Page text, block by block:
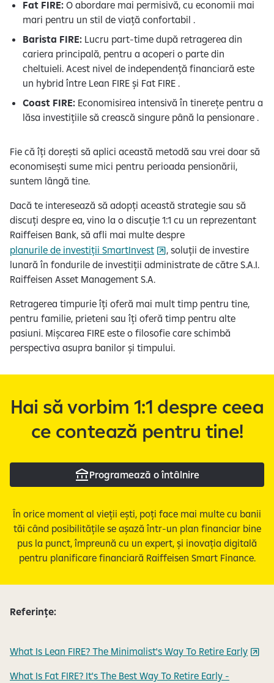
Fat FIRE: O abordare mai permisivă, cu economii mai
mari pentru un stil de viață confortabil .
Barista FIRE:Lucru part-time după retragerea din
cariera principală, pentru a acoperi o parte din
cheltuieli. Acest nivel de independență financiară este
un hybrid între Lean FIRE și Fat FIRE .
Coast FIRE: Economisirea intensivă în tinerețe pentru a
lăsa investițiile să crească singure până la pensionare .
Fie că îți dorești să aplici această metodă sau vrei doar să
economisești sume mici pentru perioada pensionării,
suntem lângă tine.
Dacă te interesează să adopți această strategie sau să
discuți despre ea, vino la o discuție 1:1 cu un reprezentant
Raiffeisen Bank, să afli mai multe despre
planurile de investiții SmartInvest
, soluții de investire
lunară în fondurile de investiții administrate de către S.A.I.
Raiffeisen Asset Management S.A.
Retragerea timpurie îți oferă mai mult timp pentru tine,
pentru familie, prieteni sau îți oferă timp pentru alte
pasiuni. Mișcarea FIRE este o filosofie care schimbă
perspectiva asupra banilor și timpului.
Hai să vorbim 1:1 despre ceea
ce contează pentru tine!
Programează o întâlnire
În orice moment al vieții ești, poți face mai multe cu banii
tăi când posibilitățile se așază într-un plan financiar bine
pus la punct, împreună cu un expert, și inovația digitală
pentru planificare financiară Raiffeisen Smart Finance.
Referințe:
What Is Lean FIRE? The Minimalist's Way To Retire Early
What Is Fat FIRE? It's The Best Way To Retire Early -